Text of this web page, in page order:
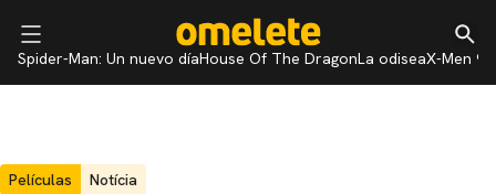
Spider-Man: Un nuevo díaHouse Of The DragonLa odiseaX-Men 97
Películas Notícia